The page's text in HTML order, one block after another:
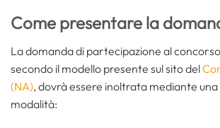
Come presentare la
La domanda di partecipazione al
secondo il modello presente sul sito del
(NA), dovrà essere inoltrata mediante
modalità: